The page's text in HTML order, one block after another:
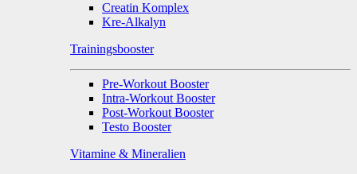
Creatin Komplex
Kre-Alkalyn
Trainingsbooster
Pre-Workout Booster
Intra-Workout Booster
Post-Workout Booster
Testo Booster
Vitamine & Mineralien